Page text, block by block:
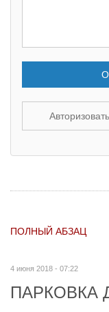
ПОЛНЫЙ АБЗАЦ
4 июня 2018 - 07:22
ПАРКОВКА